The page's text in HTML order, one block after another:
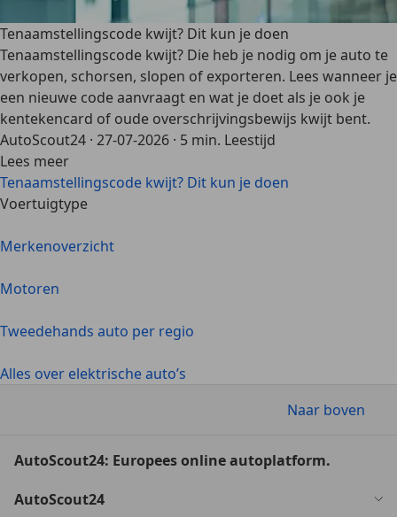
Tenaamstellingscode kwijt? Dit kun je doen
Tenaamstellingscode kwijt? Die heb je nodig om je auto te
verkopen, schorsen, slopen of exporteren. Lees wanneer je
een nieuwe code aanvraagt en wat je doet als je ook je
kentekencard of oude overschrijvingsbewijs kwijt bent.
AutoScout24 · 27-07-2026 · 5 min. Leestijd
Lees meer
Tenaamstellingscode kwijt? Dit kun je doen
Voertuigtype
Merkenoverzicht
Motoren
Tweedehands auto per regio
Alles over elektrische auto’s
Naar boven
AutoScout24: Europees online autoplatform.
AutoScout24